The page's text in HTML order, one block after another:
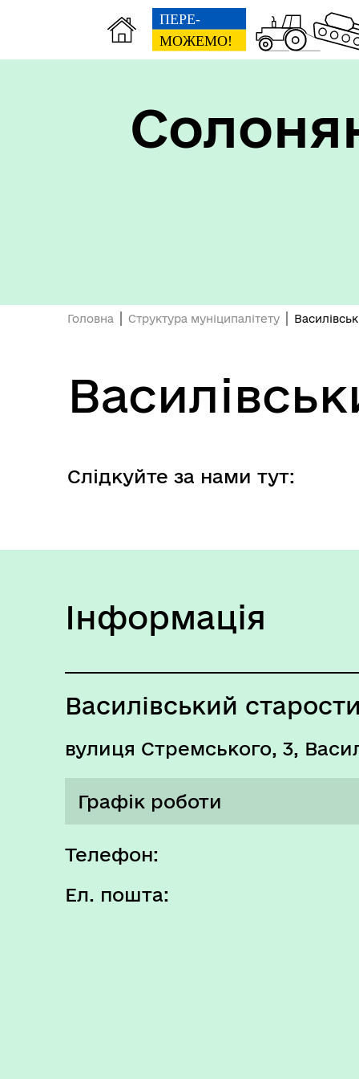
Головна Структура муніципалітету
Слідкуйте за нами тут:
Інформація
Василівський
вулиця Стремського, 3,
Графік роботи
Понеділок
Телефон:
Ел. пошта: